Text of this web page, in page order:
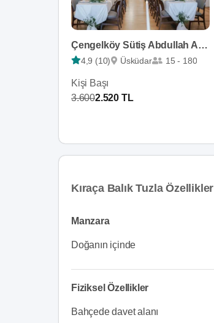
Çengelköy Sütiş Abdullah Ağa Yalısı
4,9 (10) Üsküdar 15 - 180
Kişi Başı
3.6002.520 TL
Kıraça Balık Tuzla Özellikler
Manzara
Doğanın içinde
Fiziksel Özellikler
Bahçede davet alanı